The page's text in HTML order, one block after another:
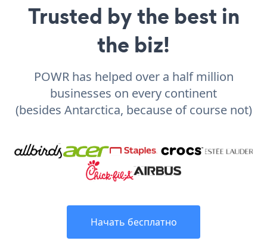
Trusted by the best in
the biz!
POWR has helped over a half million
businesses on every continent
(besides Antarctica, because of course not)
Начать бесплатно